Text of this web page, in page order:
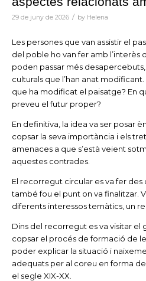
29 de juny de 2026 / by Helena
Les persones que van assistir el
del poble ho van fer amb
poden passar més
culturals que l’han anat
que ha modificat el paisatge? En
preveu el futur proper?
En definitiva, la idea va ser posar
copsar la seva importància i els
amenaces a que s’està veient
aquestes contrades.
El recorregut circular es va fer
també fou el punt on va finalitzar.
diferents interessos temàtics, un
Dins del recorregut es va visitar
copsar el procés de formació de
poder explicar la situació i
adequats per al coreu en forma
el segle XIX-XX.